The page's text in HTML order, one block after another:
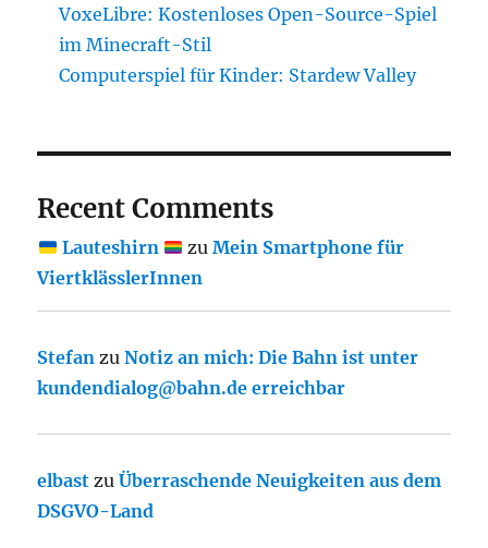
VoxeLibre: Kostenloses Open-Source-Spiel
im Minecraft-Stil
Computerspiel für Kinder: Stardew Valley
Recent Comments
Lauteshirn zu Mein Smartphone für
ViertklässlerInnen
Stefan zuNotiz an mich: Die Bahn ist unter
kundendialog@bahn.de erreichbar
elbast zuÜberraschende Neuigkeiten aus dem
DSGVO-Land